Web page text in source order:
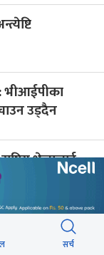
भीआईपीका
उड्दैन
भेलालाई
विधेयक संसदीय
सर्च